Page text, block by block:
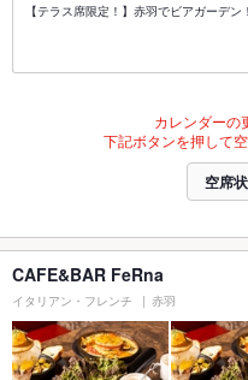
【テラス席限定！】赤羽でビアガーデ
カレンダーの
下記ボタンを押して
空席
CAFE&BAR FeRna
イタリアン・フレンチ 赤羽